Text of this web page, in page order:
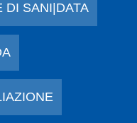
DI SANI|DATA